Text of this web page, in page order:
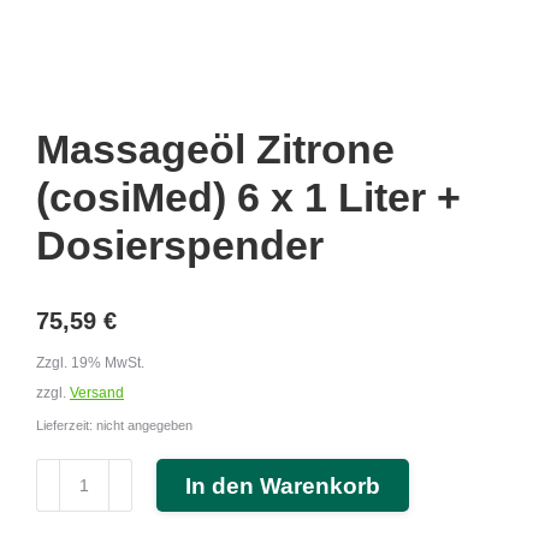
Massageöl Zitrone
(cosiMed) 6 x 1 Liter +
Dosierspender
75,59 €
Zzgl. 19% MwSt.
zzgl. Versand
Lieferzeit: nicht angegeben
In den Warenkorb